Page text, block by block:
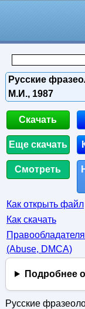
Русские
М.И., 1987
Скачать
Еще скачать
Смотреть
Как открыть файл
Как скачать
(Abuse, DMСA)
Подробнее
Русские